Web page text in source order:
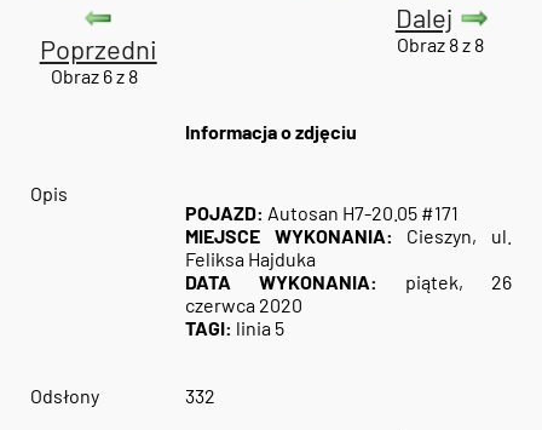
Poprzedni
Obraz 6 z 8
Dalej
Obraz 8 z 8
Informacja o zdjęciu
Opis
POJAZD: Autosan H7-20.05 #171
MIEJSCE WYKONANIA: Cieszyn, ul.
Feliksa Hajduka
DATA WYKONANIA: piątek, 26
czerwca 2020
TAGI: linia 5
Odsłony 332